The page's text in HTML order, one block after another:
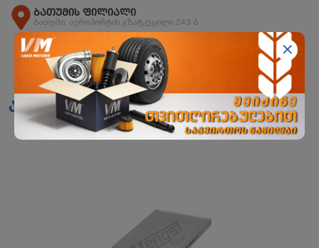
ბათუმის ფილიალი
ბათუმი, აეროპორტის გზატკეცილი 243 ბ
ანალოგები